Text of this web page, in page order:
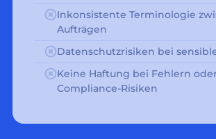
Inkonsistente Terminologie
Aufträgen
Datenschutzrisiken bei
Keine Haftung bei Fehlern oder
Compliance-Risiken